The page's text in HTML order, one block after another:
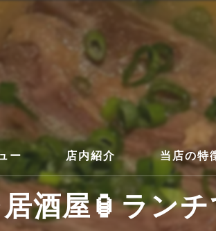
ー 店内紹介 当店の特
コース
居酒屋🏮ラン